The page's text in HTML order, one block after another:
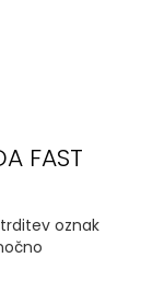
FAST
oznak